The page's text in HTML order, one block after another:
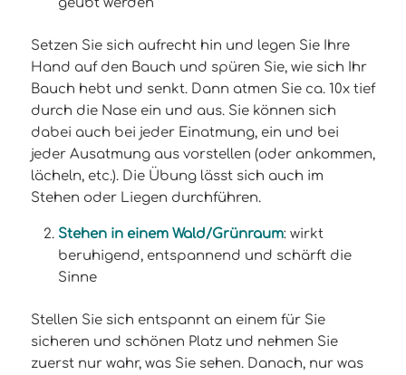
Setzen Sie sich aufrecht hin und legen Sie Ihre
Hand auf den Bauch und spüren Sie, wie sich Ihr
Bauch hebt und senkt. Dann atmen Sie ca. 10x tief
durch die Nase ein und aus. Sie können sich
dabei auch bei jeder Einatmung, ein und bei
jeder Ausatmung aus vorstellen (oder ankommen,
lächeln, etc.). Die Übung lässt sich auch im
Stehen oder Liegen durchführen.
Stehen in einem Wald/Grünraum: wirkt
beruhigend, entspannend und schärft die
Sinne
Stellen Sie sich entspannt an einem für Sie
sicheren und schönen Platz und nehmen Sie
zuerst nur wahr, was Sie sehen. Danach, nur was